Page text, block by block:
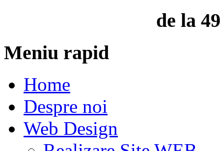
de la
Meniu rapid
Home
Despre noi
Web Design